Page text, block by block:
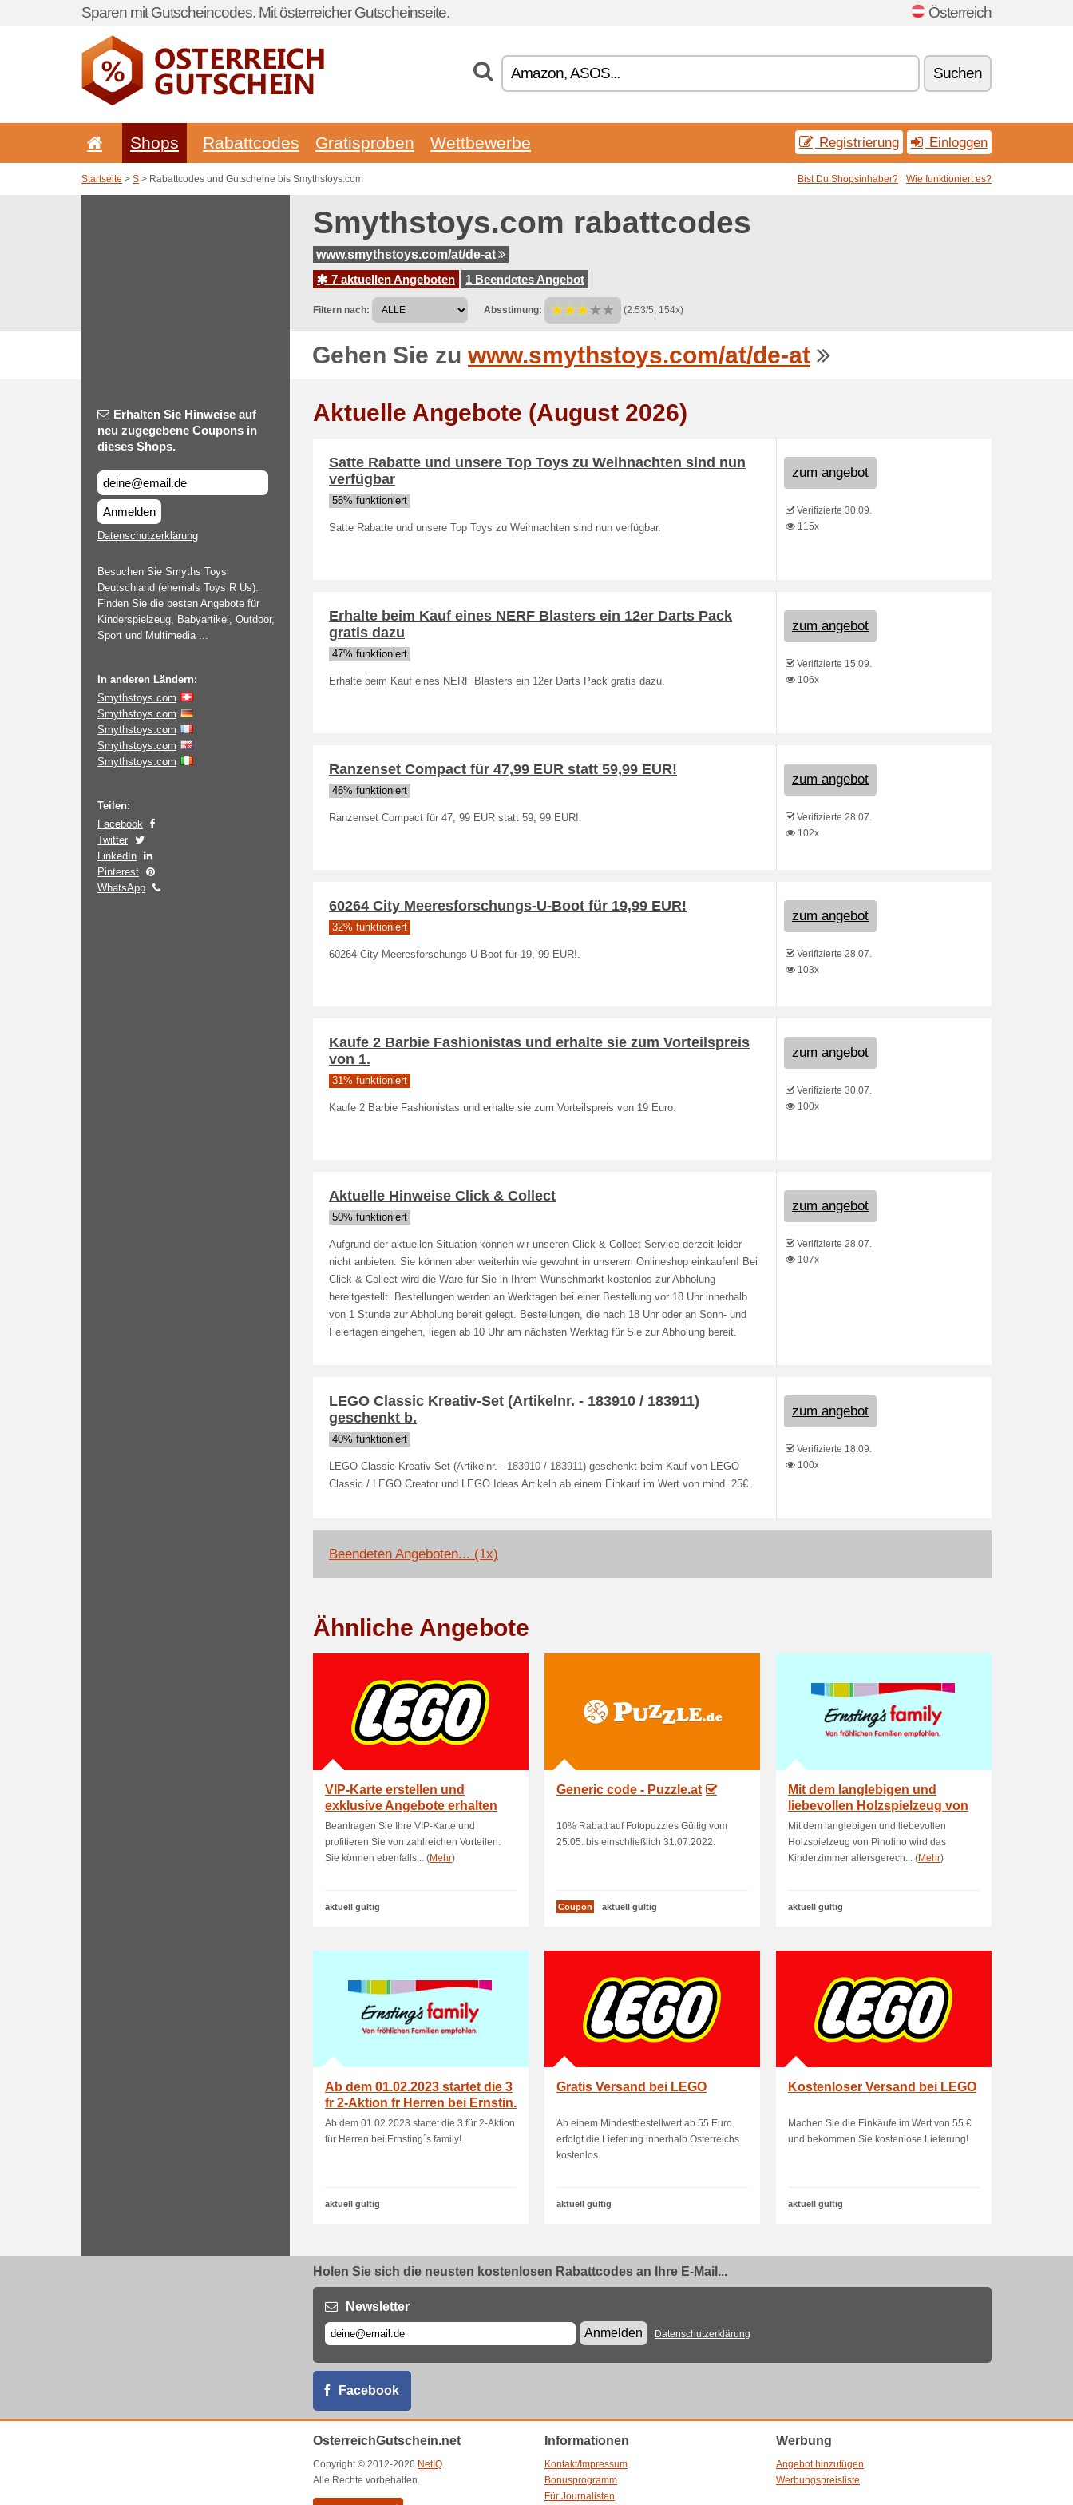
Sparen mit Gutscheincodes. Mit österreicher Gutscheinseite. Österreich
Suchen
Shops Rabattcodes Gratisproben Wettbewerbe Registrierung Einloggen
Startseite > S > Rabattcodes und Gutscheine bis Smythstoys.com Bist Du Shopsinhaber? Wie funktioniert es?
Smythstoys.com rabattcodes
www.smythstoys.com/at/de-at
7 aktuellen Angeboten
1 Beendetes Angebot
Filtern nach: Absstimung: (2.53/5, 154x)
Gehen Sie zu www.smythstoys.com/at/de-at
Erhalten Sie Hinweise auf
neu zugegebene Coupons in
dieses Shops.
Anmelden
Datenschutzerklärung
Besuchen Sie Smyths Toys
Deutschland (ehemals Toys R Us).
Finden Sie die besten Angebote für
Kinderspielzeug, Babyartikel, Outdoor,
Sport und Multimedia ...
In anderen Ländern:
Smythstoys.com
Smythstoys.com
Smythstoys.com
Smythstoys.com
Smythstoys.com
Teilen:
Facebook
Twitter
LinkedIn
Pinterest
WhatsApp
Aktuelle Angebote (August 2026)
Satte Rabatte und unsere Top Toys zu Weihnachten sind nun
verfügbar
56% funktioniert
Satte Rabatte und unsere Top Toys zu Weihnachten sind nun verfügbar.
zum angebot
Verifizierte 30.09.
115x
Erhalte beim Kauf eines NERF Blasters ein 12er Darts Pack
gratis dazu
47% funktioniert
Erhalte beim Kauf eines NERF Blasters ein 12er Darts Pack gratis dazu.
zum angebot
Verifizierte 15.09.
106x
Ranzenset Compact für 47,99 EUR statt 59,99 EUR!
46% funktioniert
Ranzenset Compact für 47, 99 EUR statt 59, 99 EUR!.
zum angebot
Verifizierte 28.07.
102x
60264 City Meeresforschungs-U-Boot für 19,99 EUR!
32% funktioniert
60264 City Meeresforschungs-U-Boot für 19, 99 EUR!.
zum angebot
Verifizierte 28.07.
103x
Kaufe 2 Barbie Fashionistas und erhalte sie zum Vorteilspreis
von 1.
31% funktioniert
Kaufe 2 Barbie Fashionistas und erhalte sie zum Vorteilspreis von 19 Euro.
zum angebot
Verifizierte 30.07.
100x
Aktuelle Hinweise Click & Collect
50% funktioniert
Aufgrund der aktuellen Situation können wir unseren Click & Collect Service derzeit leider
nicht anbieten. Sie können aber weiterhin wie gewohnt in unserem Onlineshop einkaufen! Bei
Click & Collect wird die Ware für Sie in Ihrem Wunschmarkt kostenlos zur Abholung
bereitgestellt. Bestellungen werden an Werktagen bei einer Bestellung vor 18 Uhr innerhalb
von 1 Stunde zur Abholung bereit gelegt. Bestellungen, die nach 18 Uhr oder an Sonn- und
Feiertagen eingehen, liegen ab 10 Uhr am nächsten Werktag für Sie zur Abholung bereit.
zum angebot
Verifizierte 28.07.
107x
LEGO Classic Kreativ-Set (Artikelnr. - 183910 / 183911)
geschenkt b.
40% funktioniert
LEGO Classic Kreativ-Set (Artikelnr. - 183910 / 183911) geschenkt beim Kauf von LEGO
Classic / LEGO Creator und LEGO Ideas Artikeln ab einem Einkauf im Wert von mind. 25€.
zum angebot
Verifizierte 18.09.
100x
Beendeten Angeboten... (1x)
Ähnliche Angebote
VIP-Karte erstellen und
exklusive Angebote erhalten
Beantragen Sie Ihre VIP-Karte und
profitieren Sie von zahlreichen Vorteilen.
Sie können ebenfalls... (Mehr)
aktuell gültig
Generic code - Puzzle.at
10% Rabatt auf Fotopuzzles Gültig vom
25.05. bis einschließlich 31.07.2022.
Coupon aktuell gültig
Mit dem langlebigen und
liebevollen Holzspielzeug von
Pinolino wird.
Mit dem langlebigen und liebevollen
Holzspielzeug von Pinolino wird das
Kinderzimmer altersgerech... (Mehr)
aktuell gültig
Ab dem 01.02.2023 startet die 3
fr 2-Aktion fr Herren bei Ernstin.
Ab dem 01.02.2023 startet die 3 für 2-Aktion
für Herren bei Ernsting´s family!.
aktuell gültig
Gratis Versand bei LEGO
Ab einem Mindestbestellwert ab 55 Euro
erfolgt die Lieferung innerhalb Österreichs
kostenlos.
aktuell gültig
Kostenloser Versand bei LEGO
Machen Sie die Einkäufe im Wert von 55 €
und bekommen Sie kostenlose Lieferung!
aktuell gültig
Holen Sie sich die neusten kostenlosen Rabattcodes an Ihre E-Mail...
Newsletter
Anmelden
Datenschutzerklärung
Facebook
OsterreichGutschein.net
Copyright © 2012-2026 NetIQ.
Alle Rechte vorbehalten.
Informationen
Kontakt/Impressum
Bonusprogramm
Für Journalisten
Werbung
Angebot hinzufügen
Werbungspreisliste